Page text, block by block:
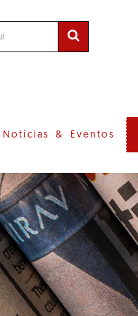
Notícias & Eventos